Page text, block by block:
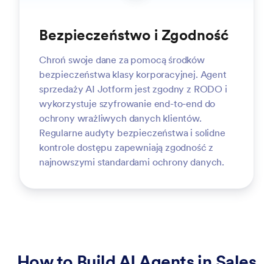
Bezpieczeństwo i Zgodność
Chroń swoje dane za pomocą środków
bezpieczeństwa klasy korporacyjnej. Agent
sprzedaży AI Jotform jest zgodny z RODO i
wykorzystuje szyfrowanie end-to-end do
ochrony wrażliwych danych klientów.
Regularne audyty bezpieczeństwa i solidne
kontrole dostępu zapewniają zgodność z
najnowszymi standardami ochrony danych.